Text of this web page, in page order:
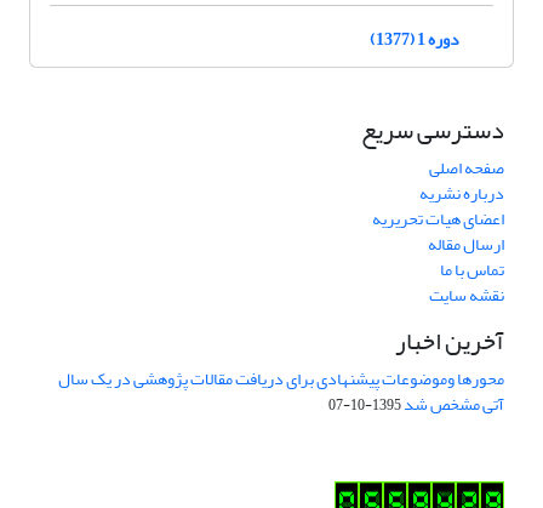
دوره 1 (1377)
دسترسی سریع
صفحه اصلی
درباره نشریه
اعضای هیات تحریریه
ارسال مقاله
تماس با ما
نقشه سایت
آخرین اخبار
محورها وموضوعات پیشنهادی برای دریافت مقالات پژوهشی در یک سال
آتی مشخص شد1395-10-07